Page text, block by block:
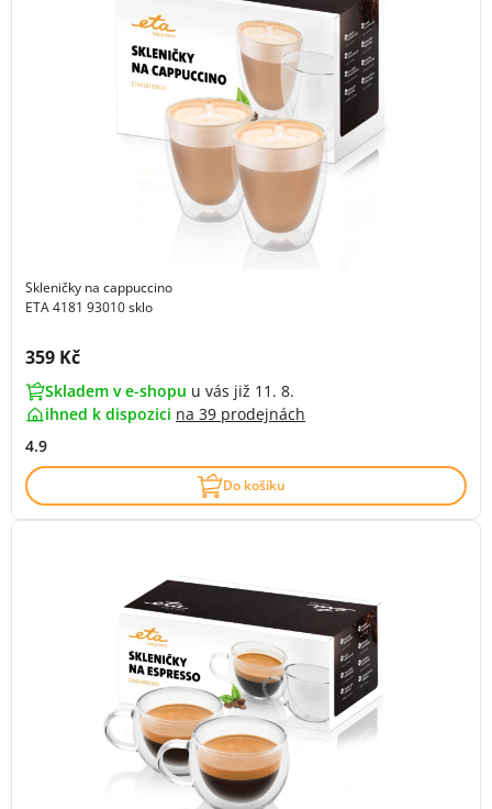
Skleničky na cappuccino
ETA 4181 93010 sklo
Cena s DPH:
359 Kč
Skladem v e-shopu u vás již 11. 8.
ihned k dispozici na 39 prodejnách
4.9
Do košíku